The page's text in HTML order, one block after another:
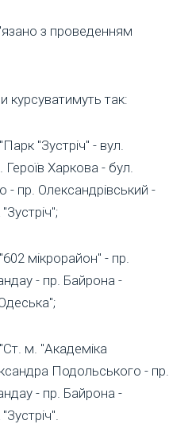
з проведенням
курсуватимуть так:
"Зустріч" - вул.
Героїв Харкова - бул.
пр. Олександрівський -
мікрорайон" - пр.
- пр. Байрона -
м. "Академіка
Подольського - пр.
- пр. Байрона -